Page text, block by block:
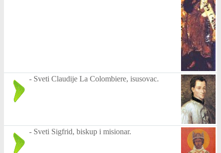
- Sveti Claudije La Colombiere, isusovac.
- Sveti Sigfrid, biskup i misionar.